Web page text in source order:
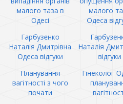
малого таза в
Одесі
малого
Одеса
Гарбузенко
Наталія Дмитрівна
Одеса відгуки
Наталія
відгуки
Планування
вагітності з чого
почати
Гінеколог